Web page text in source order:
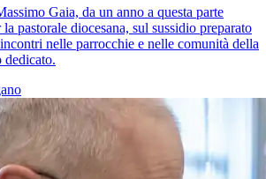
Gaia, da un anno a questa parte
pastorale diocesana, sul sussidio preparato
nelle parrocchie e nelle comunità della